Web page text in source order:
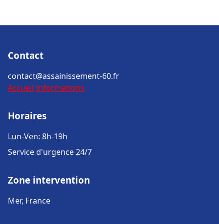
Contact
contact@assainissement-60.fr
Accueil Informations
Horaires
Lun-Ven: 8h-19h
Service d'urgence 24/7
Zone intervention
Mer, France